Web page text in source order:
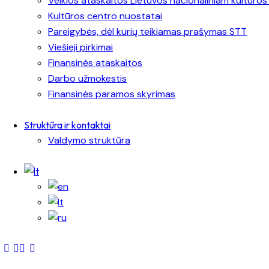
Kultūros centro nuostatai
Pareigybės, dėl kurių teikiamas prašymas STT
Viešieji pirkimai
Finansinės ataskaitos
Darbo užmokestis
Finansinės paramos skyrimas
Struktūra ir kontaktai
Valdymo struktūra